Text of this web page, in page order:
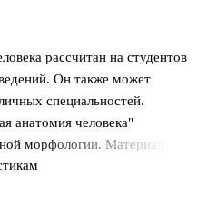
рассчитан на студентов
Он также может
специальностей.
анатомия человека"
морфологии. Материал
современных